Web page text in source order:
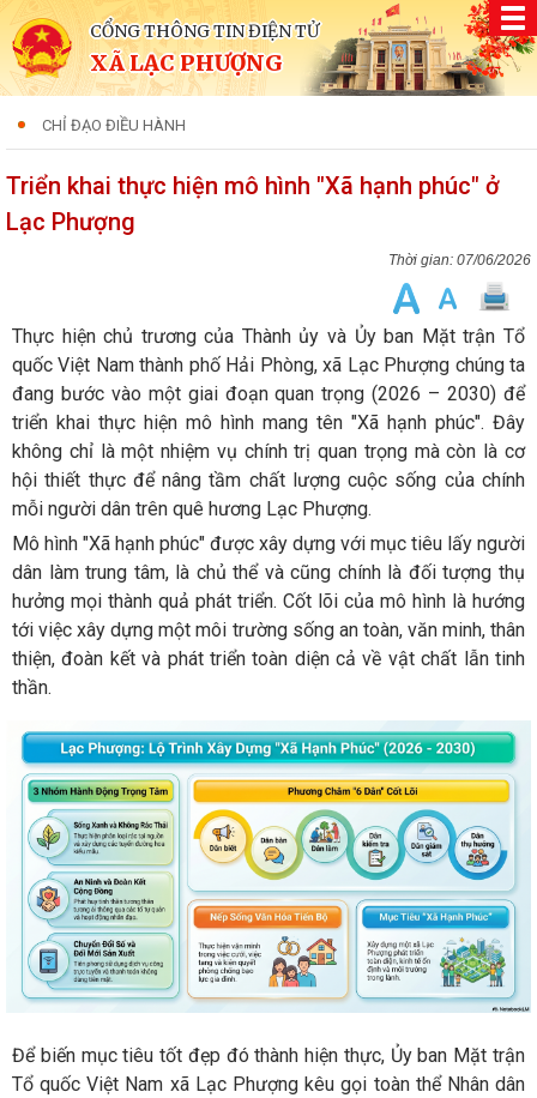
CỔNG THÔNG TIN ĐIỆN TỬ
XÃ LẠC PHƯỢNG
CHỈ ĐẠO ĐIỀU HÀNH
Triển khai thực hiện mô hình "Xã hạnh phúc" ở
Lạc Phượng
07/06/2026
Thực hiện chủ trương của Thành ủy và Ủy ban Mặt trận Tổ
quốc Việt Nam thành phố Hải Phòng, xã Lạc Phượng chúng ta
đang bước vào một giai đoạn quan trọng (2026 – 2030) để
triển khai thực hiện mô hình mang tên "Xã hạnh phúc". Đây
không chỉ là một nhiệm vụ chính trị quan trọng mà còn là cơ
hội thiết thực để nâng tầm chất lượng cuộc sống của chính
mỗi người dân trên quê hương Lạc Phượng.
Mô hình "Xã hạnh phúc" được xây dựng với mục tiêu lấy người
dân làm trung tâm, là chủ thể và cũng chính là đối tượng thụ
hưởng mọi thành quả phát triển. Cốt lõi của mô hình là hướng
tới việc xây dựng một môi trường sống an toàn, văn minh, thân
thiện, đoàn kết và phát triển toàn diện cả về vật chất lẫn tinh
thần.
Để biến mục tiêu tốt đẹp đó thành hiện thực, Ủy ban Mặt trận
Tổ quốc Việt Nam xã Lạc Phượng kêu gọi toàn thể Nhân dân